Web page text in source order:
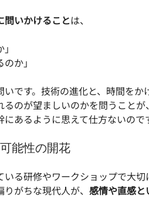
問いかけることは、
か」
いです。技術の進化と、時間を
るのが望ましいのかを問うことが
にあるように思えて仕方ないので
能性の開花
いる研修やワークショップで大
りがちな現代人が、感情や直感と